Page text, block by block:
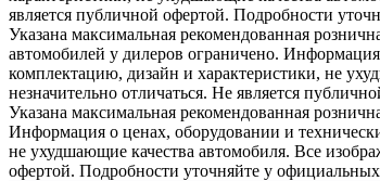
является публичной офертой. Подробности
Указана максимальная рекомендованная
автомобилей у дилеров ограничено.
комплектацию, дизайн и характеристики, не
незначительно отличаться. Не является
Указана максимальная рекомендованная
Информация о ценах, оборудовании и
не ухудшающие качества автомобиля. Все
офертой. Подробности уточняйте у